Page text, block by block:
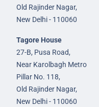
Old Rajinder Nagar,
New Delhi - 110060
Tagore House
27-B, Pusa Road,
Near Karolbagh Metro
Pillar No. 118,
Old Rajinder Nagar,
New Delhi - 110060